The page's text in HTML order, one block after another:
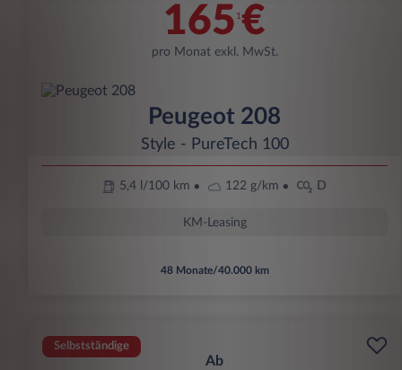
165 1 €
pro Monat exkl. MwSt.
Peugeot 208
Style - PureTech 100
5,4 l/100 km 122 g/km D
KM-Leasing
48 Monate/40.000 km
Selbstständige
Ab